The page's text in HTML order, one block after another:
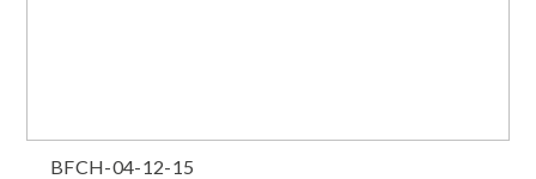
BFCH-04-12-15